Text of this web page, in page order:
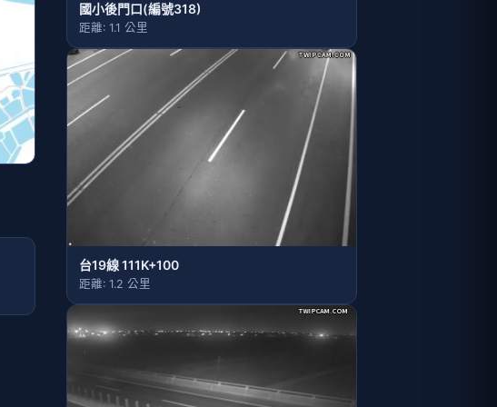
國小後門口(編號318)
距離: 1.1 公里
台19線 111K+100
距離: 1.2 公里